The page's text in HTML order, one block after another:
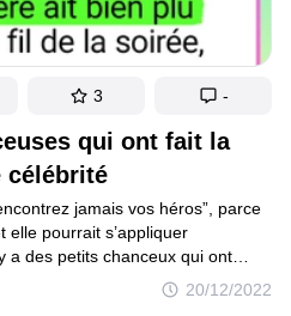
qui ont fait la
célébrité
20/12/2022
jamais vos héros”, parce
elle pourrait s’appliquer
a des petits chanceux qui ont
par pur hasard, ils ont fait
rencontre leur a permis d’avoir
3 -